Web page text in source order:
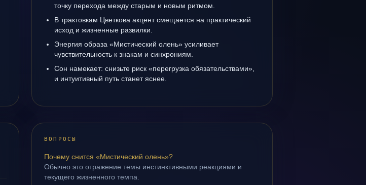
точку перехода между старым и новым ритмом.
В трактовкам Цветкова акцент смещается на практический
исход и жизненные развилки.
Энергия образа «Мистический олень» усиливает
чувствительность к знакам и синхрониям.
Сон намекает: снизьте риск «перегрузка обязательствами»,
и интуитивный путь станет яснее.
ВОПРОСЫ
Почему снится «Мистический олень»?
Обычно это отражение темы инстинктивными реакциями и
текущего жизненного темпа.